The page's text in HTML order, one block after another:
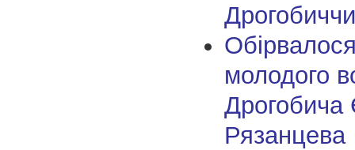
молодого
Дрогобича
Рязанцева